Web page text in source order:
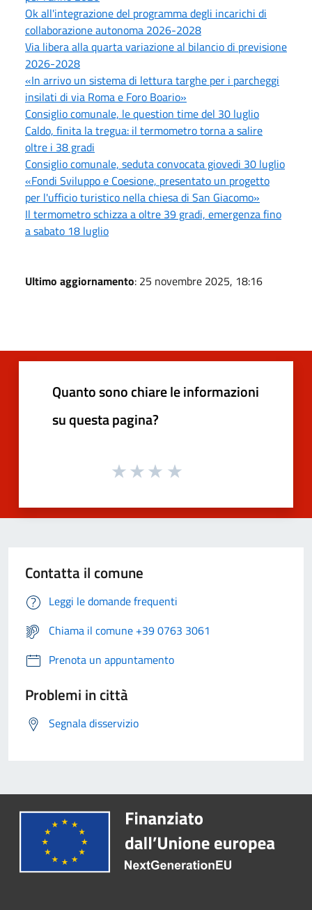
Ok all'integrazione del programma degli incarichi di
collaborazione autonoma 2026-2028
Via libera alla quarta variazione al bilancio di previsione
2026-2028
«In arrivo un sistema di lettura targhe per i parcheggi
insilati di via Roma e Foro Boario»
Consiglio comunale, le question time del 30 luglio
Caldo, finita la tregua: il termometro torna a salire
oltre i 38 gradi
Consiglio comunale, seduta convocata giovedi 30 luglio
«Fondi Sviluppo e Coesione, presentato un progetto
per l'ufficio turistico nella chiesa di San Giacomo»
Il termometro schizza a oltre 39 gradi, emergenza fino
a sabato 18 luglio
Ultimo aggiornamento: 25 novembre 2025, 18:16
Quanto sono chiare le informazioni
su questa pagina?
Contatta il comune
Leggi le domande frequenti
Chiama il comune +39 0763 3061
Prenota un appuntamento
Problemi in città
Segnala disservizio